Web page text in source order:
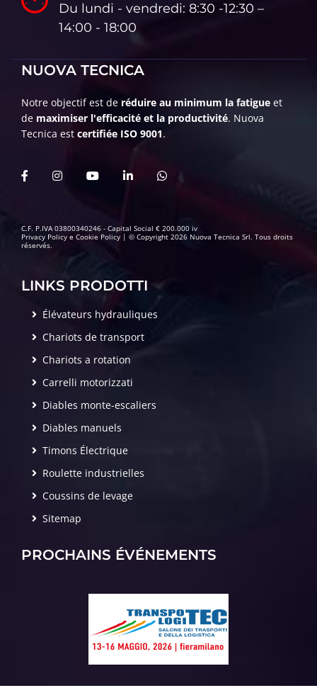
Du lundi - vendredi: 8:30 -12:30 –
14:00 - 18:00
NUOVA TECNICA
Notre objectif est de réduire au minimum la fatigue et
de maximiser l'efficacité et la productivité. Nuova
Tecnica est certifiée ISO 9001.
C.F. P.IVA 03800340246 - Capital Social € 200.000 iv
Privacy Policy e Cookie Policy | © Copyright 2026 Nuova Tecnica Srl. Tous droits
réservés.
LINKS PRODOTTI
Élévateurs hydrauliques
Chariots de transport
Chariots a rotation
Carrelli motorizzati
Diables monte-escaliers
Diables manuels
Timons Électrique
Roulette industrielles
Coussins de levage
Sitemap
PROCHAINS ÉVÉNEMENTS